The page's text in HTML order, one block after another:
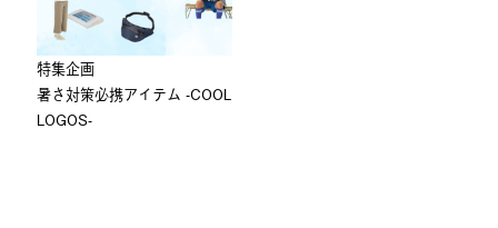
特集企画
暑さ対策必携アイテム -COOL
LOGOS-